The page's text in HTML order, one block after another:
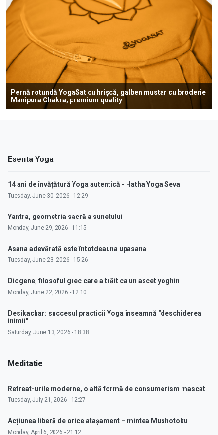
Pernă rotundă YogaSat cu hrișcă, galben mustar cu broderie
Manipura Chakra, premium quality
Esenta Yoga
14 ani de învățătură Yoga autentică - Hatha Yoga Seva
Tuesday, June 30, 2026 - 12:29
Yantra, geometria sacră a sunetului
Monday, June 29, 2026 - 11:15
Asana adevărată este întotdeauna upasana
Tuesday, June 23, 2026 - 15:26
Diogene, filosoful grec care a trăit ca un ascet yoghin
Monday, June 22, 2026 - 12:10
Desikachar: succesul practicii Yoga înseamnă "deschiderea
inimii"
Saturday, June 13, 2026 - 18:38
Meditatie
Retreat-urile moderne, o altă formă de consumerism mascat
Tuesday, July 21, 2026 - 12:27
Acțiunea liberă de orice atașament – mintea Mushotoku
Monday, April 6, 2026 - 21:12